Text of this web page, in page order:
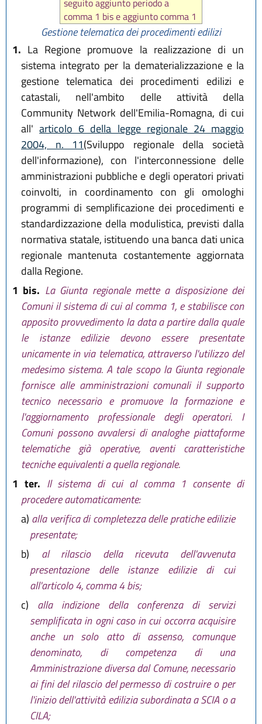
seguito aggiunto periodo a
comma 1 bis e aggiunto comma 1
ter daart. 2 L.R. 29 dicembre
Gestione telematica dei procedimenti edilizi
1. La Regione promuove la realizzazione di un
sistema integrato per la dematerializzazione e la
gestione telematica dei procedimenti edilizi e
catastali, nell'ambito delle attività della
Community Network dell'Emilia-Romagna, di cui
all'articolo 6 della legge regionale 24 maggio
2004, n. 11(Sviluppo regionale della società
dell'informazione), con l'interconnessione delle
amministrazioni pubbliche e degli operatori privati
coinvolti, in coordinamento con gli omologhi
programmi di semplificazione dei procedimenti e
standardizzazione della modulistica, previsti dalla
normativa statale, istituendo una banca dati unica
regionale mantenuta costantemente aggiornata
dalla Regione.
1 bis. La Giunta regionale mette a disposizione dei
Comuni il sistema di cui al comma 1, e stabilisce con
apposito provvedimento la data a partire dalla quale
le istanze edilizie devono essere presentate
unicamente in via telematica, attraverso l'utilizzo del
medesimo sistema. A tale scopo la Giunta regionale
fornisce alle amministrazioni comunali il supporto
tecnico necessario e promuove la formazione e
l'aggiornamento professionale degli operatori. I
Comuni possono avvalersi di analoghe piattaforme
telematiche già operative, aventi caratteristiche
tecniche equivalenti a quella regionale.
1 ter. Il sistema di cui al comma 1 consente di
procedere automaticamente:
a) alla verifica di completezza delle pratiche edilizie
presentate;
b)
al rilascio della ricevuta dell'avvenuta
presentazione delle istanze edilizie di cui
all'articolo 4, comma 4 bis;
c)
alla indizione della conferenza di servizi
semplificata in ogni caso in cui occorra acquisire
anche un solo atto di assenso, comunque
denominato, di competenza di una
Amministrazione diversa dal Comune, necessario
ai fini del rilascio del permesso di costruire o per
l'inizio dell'attività edilizia subordinata a SCIA o a
CILA;